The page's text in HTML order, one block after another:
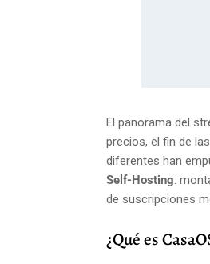
El panorama del
precios, el fin de
diferentes han
Self-Hosting:
de suscripciones
¿Qué es